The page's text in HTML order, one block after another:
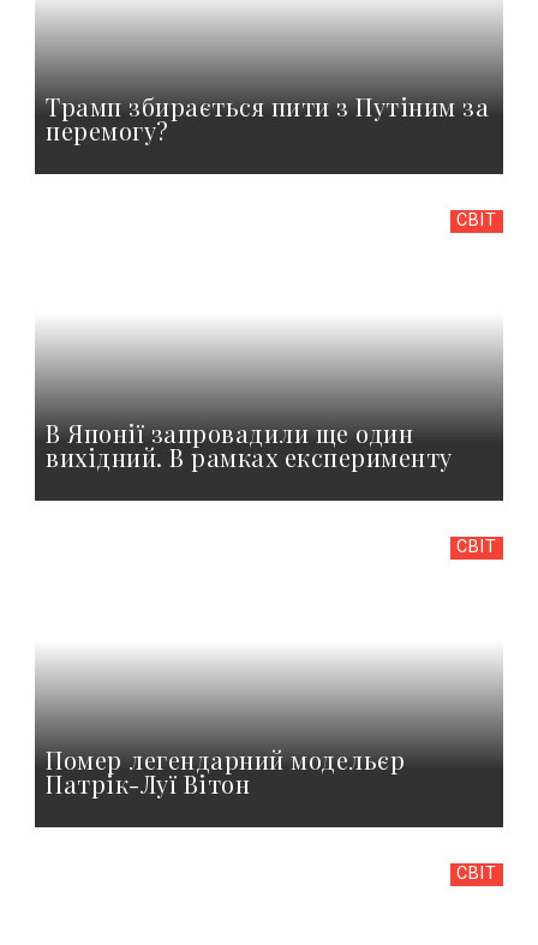
Трамп збирається пити з Путіним за
перемогу?
СВІТ
В Японії запровадили ще один
вихідний. В рамках експерименту
СВІТ
Помер легендарний модельєр
Патрік-Луї Вітон
СВІТ